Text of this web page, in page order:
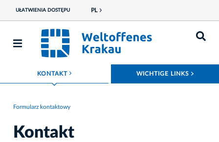
UŁATWIENIA DOSTĘPU PL
KONTAKTROZWIŃ MENU WICHTIGE LINKS
Formularz kontaktowy
Kontakt